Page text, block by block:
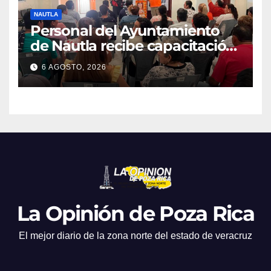
NAUTLA
Personal del Ayuntamiento
de Nautla recibe capacitación
en atención a emergencias
6 AGOSTO, 2026
La Opinión de Poza Rica
El mejor diario de la zona norte del estado de veracruz